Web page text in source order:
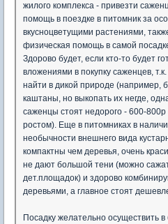
жилого комплекса - привезти
помощь в поездке в питомник за
вкусноцветущими растениями,
физическая помощь в самой
Здорово будет, если кто-то будет
вложениями в покупку саженцев,
найти в дикой природе (например,
каштаны, но выкопать их негде,
саженцы стоят недорого - 600-
ростом). Еще в питомниках в
необычности внешнего вида
компактны чем деревья, очень
не дают большой тени (можно
дет.площадок) и здорово
деревьями, а главное стоят
Посадку желательно осуществить